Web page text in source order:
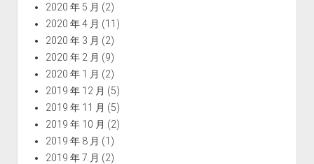
2020 年 5 月 (2)
2020 年 4 月 (11)
2020 年 3 月 (2)
2020 年 2 月 (9)
2020 年 1 月 (2)
2019 年 12 月 (5)
2019 年 11 月 (5)
2019 年 10 月 (2)
2019 年 8 月 (1)
2019 年 7 月 (2)